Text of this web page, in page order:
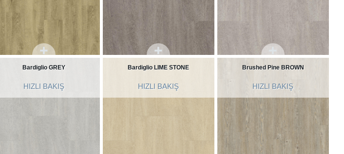
Bardiglio GREY
HIZLI BAKIŞ
Bardiglio LIME STONE
HIZLI BAKIŞ
Brushed Pine BROWN
HIZLI BAKIŞ